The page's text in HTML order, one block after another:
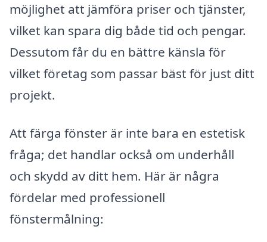
möjlighet att jämföra priser och tjänster,
vilket kan spara dig både tid och pengar.
Dessutom får du en bättre känsla för
vilket företag som passar bäst för just ditt
projekt.
Att färga fönster är inte bara en estetisk
fråga; det handlar också om underhåll
och skydd av ditt hem. Här är några
fördelar med professionell
fönstermålning: